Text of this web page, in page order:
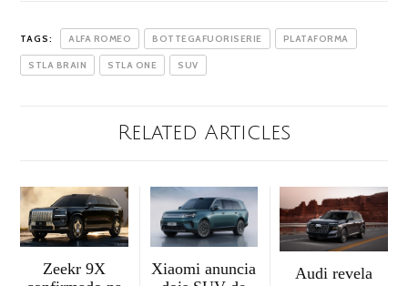
TAGS: ALFA ROMEO BOTTEGAFUORISERIE PLATAFORMA
STLA BRAIN STLA ONE SUV
Related Articles
Zeekr 9X
Xiaomi anuncia
Audi revela